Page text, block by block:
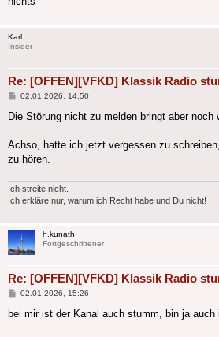
Karl.
Insider
Re: [OFFEN][VFKD] Klassik Radio
Beitrag
02.01.2026, 14:50
Die Störung nicht zu melden bringt aber noch
Achso, hatte ich jetzt vergessen zu
zu hören.
Ich streite nicht.
Ich erkläre nur, warum ich Recht habe und Du nicht!
h.kunath
Fortgeschrittener
Re: [OFFEN][VFKD] Klassik Radio
Beitrag
02.01.2026, 15:26
bei mir ist der Kanal auch stumm, bin ja auch